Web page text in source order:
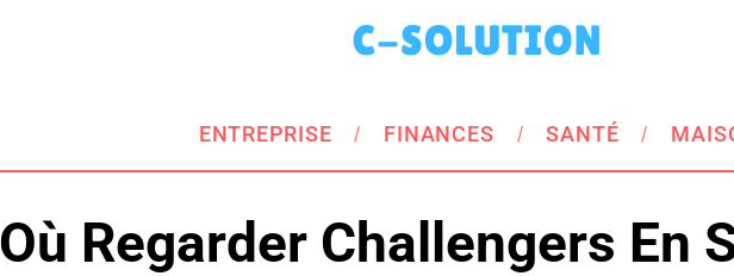
ENTREPRISE FINANCES SANTÉ
Où Regarder Challengers En